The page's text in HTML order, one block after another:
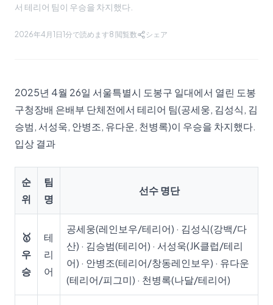
서 테리어 팀이 우승을 차지했다.
2026年4月1日1分で読めます8 閲覧数 シェア
2025년 4월 26일 서울특별시 도봉구 일대에서 열린 도봉
구청장배 은배부 단체전에서 테리어 팀(공세웅, 김성식, 김
승범, 서성욱, 안병조, 유다운, 천병록)이 우승을 차지했다.
입상 결과
순
위
팀
명
선수 명단
🥇
우
승
테
리
어
공세웅(레인보우/테리어) · 김성식(강백/다
산) · 김승범(테리어) · 서성욱(JK클럽/테리
어) · 안병조(테리어/창동레인보우) · 유다운
(테리어/피그미) · 천병록(나달/테리어)